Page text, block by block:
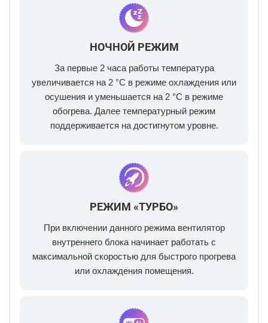
НОЧНОЙ РЕЖИМ
За первые 2 часа работы температура
увеличивается на 2 °С в режиме охлаждения или
осушения и уменьшается на 2 °С в режиме
обогрева. Далее температурный режим
поддерживается на достигнутом уровне.
РЕЖИМ «ТУРБО»
При включении данного режима вентилятор
внутреннего блока начинает работать с
максимальной скоростью для быстрого прогрева
или охлаждения помещения.